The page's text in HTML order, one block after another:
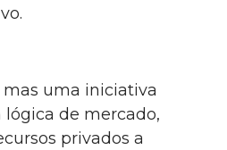
mas uma iniciativa
de mercado,
privados a